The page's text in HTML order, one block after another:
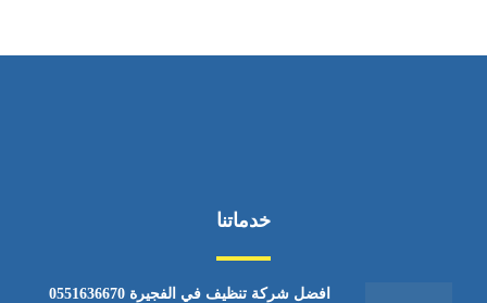
خدماتنا
افضل شركة تنظيف في الفجيرة 0551636670